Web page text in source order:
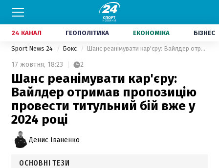
24 КАНАЛ ГЕОПОЛІТИКА ЕКОНОМІКА БІЗНЕС
Sport News 24 Бокс Шанс реанімувати кар'єру: Вайлдер отримав пропозицію провести титульний бій вже у 2024 році
17 жовтня, 18:23 2
Шанс реанімувати кар'єру:
Вайлдер отримав пропозицію
провести титульний бій вже у
2024 році
Денис Іваненко
ОСНОВНІ ТЕЗИ